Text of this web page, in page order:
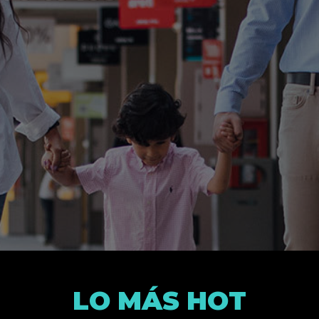
LO MÁS HOT